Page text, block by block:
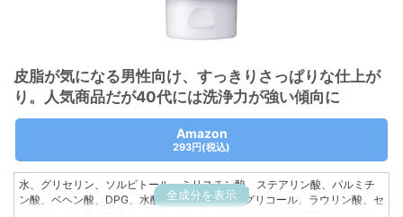
皮脂が気になる男性向け、すっきりさっぱりな仕上が
り。人気商品だが40代には洗浄力が強い傾向に
Amazon
293円(税込)
全成分を表示
水、グリセリン、ソルビトール、ミリスチン酸、ステアリン酸、パルミチ
ン酸、ベヘン酸、DPG、水酸化K、エトキシジグリコール、ラウリン酸、セ